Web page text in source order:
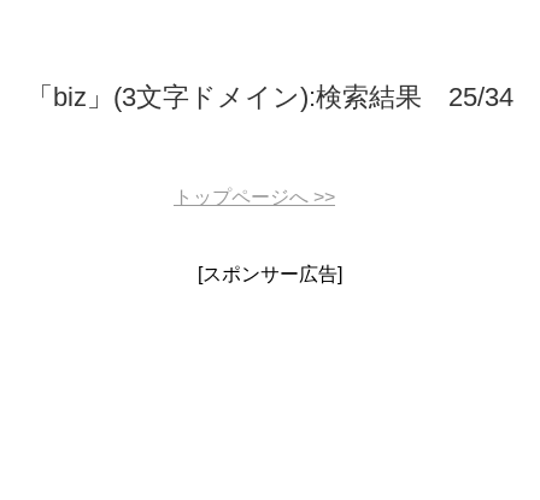
「biz」(3文字ドメイン):検索結果 25/34
トップページへ >>
[スポンサー広告]